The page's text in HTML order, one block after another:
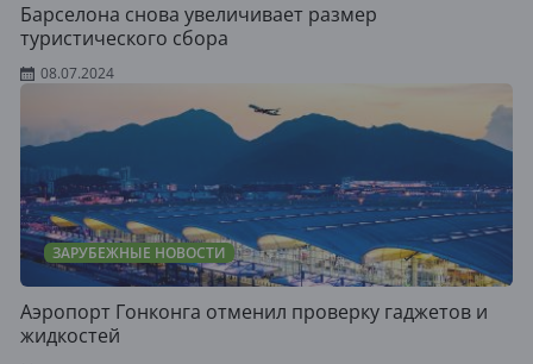
Барселона снова увеличивает размер
туристического сбора
08.07.2024
ЗАРУБЕЖНЫЕ НОВОСТИ
Аэропорт Гонконга отменил проверку гаджетов и
жидкостей